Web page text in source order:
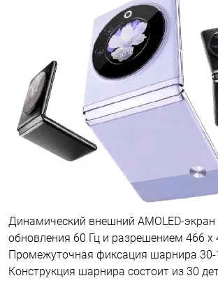
Динамический внешний AMOLED-экран
обновления 60 Гц и разрешением 466 x
Промежуточная фиксация шарнира 30-
Конструкция шарнира состоит из 30